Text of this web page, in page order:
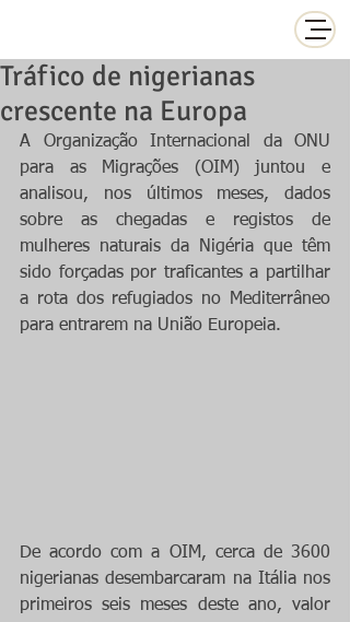
Tráfico de nigerianas
crescente na Europa
A Organização Internacional da ONU
para as Migrações (OIM) juntou e
analisou, nos últimos meses, dados
sobre as chegadas e registos de
mulheres naturais da Nigéria que têm
sido forçadas por traficantes a partilhar
a rota dos refugiados no Mediterrâneo
para entrarem na União Europeia.
De acordo com a OIM, cerca de 3600
nigerianas desembarcaram na Itália nos
primeiros seis meses deste ano, valor